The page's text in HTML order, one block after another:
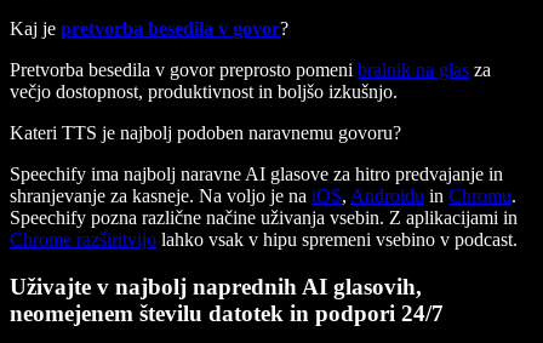
Kaj je pretvorba besedila v govor?
Pretvorba besedila v govor preprosto pomeni bralnik na glas za
večjo dostopnost, produktivnost in boljšo izkušnjo.
Kateri TTS je najbolj podoben naravnemu govoru?
Speechify ima najbolj naravne AI glasove za hitro predvajanje in
shranjevanje za kasneje. Na voljo je na iOS, Androidu in Chromu.
Speechify pozna različne načine uživanja vsebin. Z aplikacijami in
Chrome razširitvijo lahko vsak v hipu spremeni vsebino v podcast.
Uživajte v najbolj naprednih AI glasovih,
neomejenem številu datotek in podpori 24/7